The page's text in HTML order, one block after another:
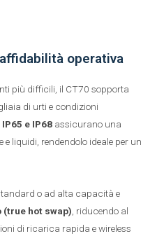
operativa
più difficili, il CT70 sopporta
di urti e condizioni
IP65 e IP68 assicurano una
liquidi, rendendolo ideale per un
o ad alta capacità e
hot swap) , riducendo al
di ricarica rapida e wireless